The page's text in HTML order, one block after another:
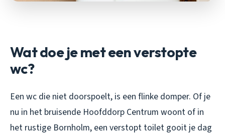
Wat doe je met een verstopte
wc?
Een wc die niet doorspoelt, is een flinke domper. Of je
nu in het bruisende Hoofddorp Centrum woont of in
het rustige Bornholm, een verstopt toilet gooit je dag